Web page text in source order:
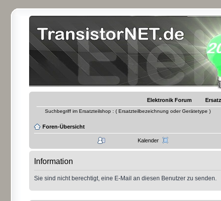
Elektronik Forum
Suchbegriff im Ersatzteilshop : ( Ersatzteilbezeichnung oder Gerätetype )
Foren-Übersicht
Kalender
Information
Sie sind nicht berechtigt, eine E-Mail an diesen Benutzer zu senden.